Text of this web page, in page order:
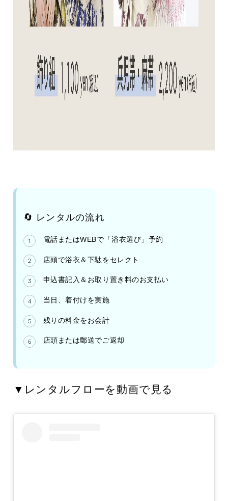
🔄 レンタルの流れ
電話またはWEBで「浴衣選び」予約
店頭で浴衣＆下駄をセレクト
申込書記入＆お取り置き料のお支払い
当日、着付けを実施
残りの料金をお会計
店頭または郵送でご返却
▼レンタルフローを動画で見る